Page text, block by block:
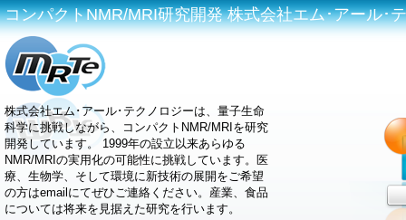
コンパクトNMR/MRI研究開発 株式会社エム･アール･
株式会社エム･アール･テクノロジーは、量子生命
科学に挑戦しながら、コンパクトNMR/MRIを研究
開発しています。 1999年の設立以来あらゆる
NMR/MRIの実用化の可能性に挑戦しています。医
療、生物学、そして環境に新技術の展開をご希望
の方はemailにてぜひご連絡ください。産業、食品
については将来を見据えた研究を行います。